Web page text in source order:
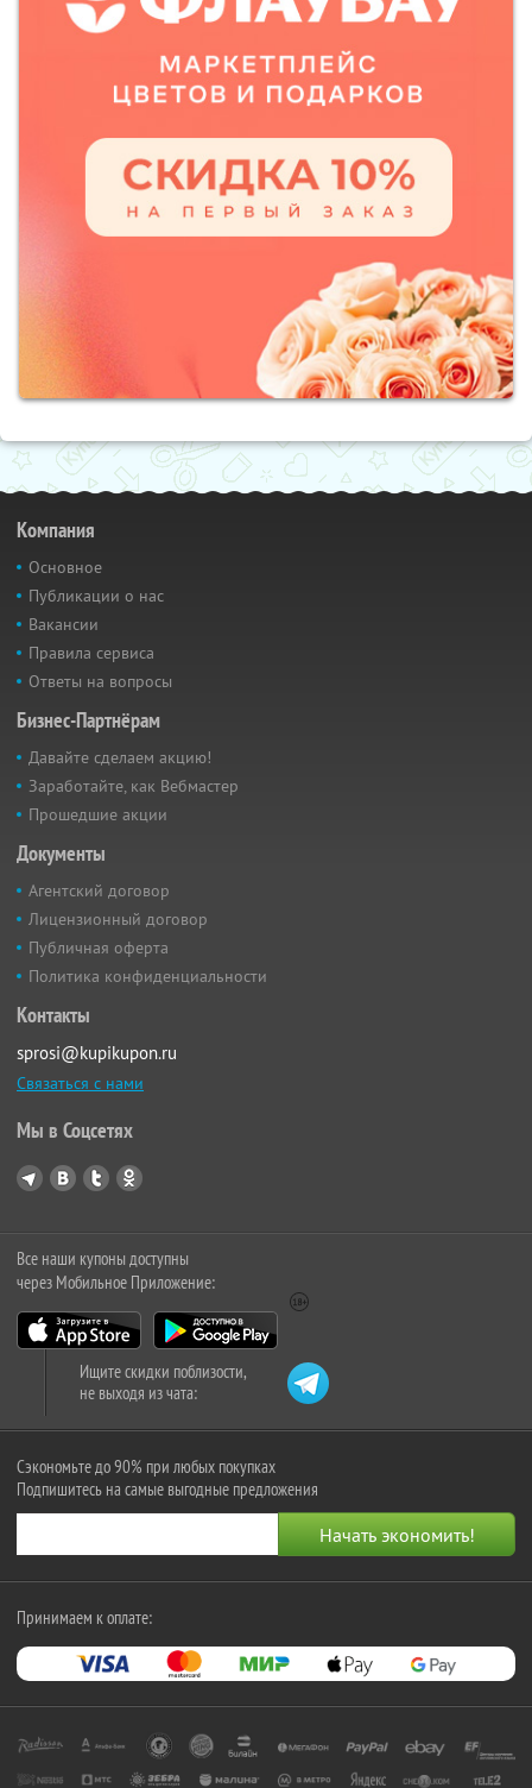
Компания
Основное
Публикации о нас
Вакансии
Правила сервиса
Ответы на вопросы
Бизнес-Партнёрам
Давайте сделаем акцию!
Заработайте, как Вебмастер
Прошедшие акции
Документы
Агентский договор
Лицензионный договор
Публичная оферта
Политика конфиденциальности
Контакты
sprosi@kupikupon.ru
Связаться с нами
Мы в Соцсетях
Все наши купоны доступны
через Мобильное Приложение:
Ищите скидки поблизости,
не выходя из чата:
Сэкономьте до 90% при любых покупках
Подпишитесь на самые выгодные предложения
Принимаем к оплате: